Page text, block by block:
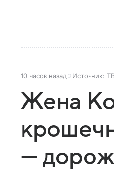
10 часов назад Источник:
Жена
—